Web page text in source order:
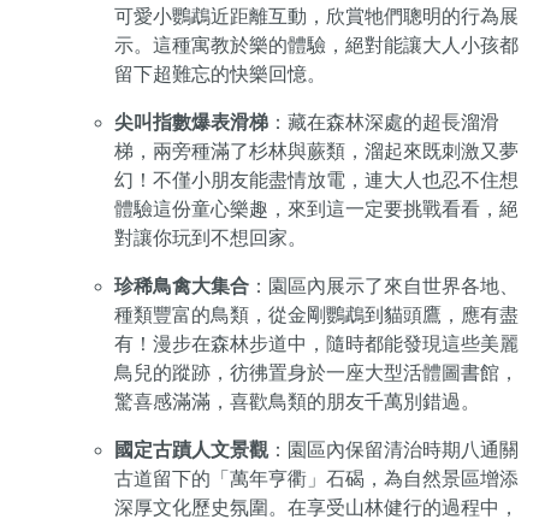
可愛小鸚鵡近距離互動，欣賞牠們聰明的行為展
示。這種寓教於樂的體驗，絕對能讓大人小孩都
留下超難忘的快樂回憶。
尖叫指數爆表滑梯 ：藏在森林深處的超長溜滑
梯，兩旁種滿了杉林與蕨類，溜起來既刺激又夢
幻！不僅小朋友能盡情放電，連大人也忍不住想
體驗這份童心樂趣，來到這一定要挑戰看看，絕
對讓你玩到不想回家。
珍稀鳥禽大集合 ：園區內展示了來自世界各地、
種類豐富的鳥類，從金剛鸚鵡到貓頭鷹，應有盡
有！漫步在森林步道中，隨時都能發現這些美麗
鳥兒的蹤跡，彷彿置身於一座大型活體圖書館，
驚喜感滿滿，喜歡鳥類的朋友千萬別錯過。
國定古蹟人文景觀：園區內保留清治時期八通關
古道留下的「萬年亨衢」石碣，為自然景區增添
深厚文化歷史氛圍。在享受山林健行的過程中，